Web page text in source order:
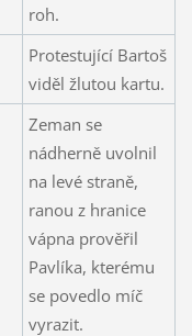
roh.
Protestující Bartoš
viděl žlutou kartu.
Zeman se
nádherně uvolnil
na levé straně,
ranou z hranice
vápna prověřil
Pavlíka, kterému
se povedlo míč
vyrazit.